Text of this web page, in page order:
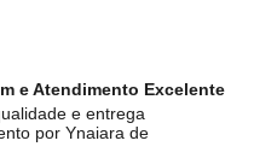
e Atendimento Excelente
e entrega
por Ynaiara de